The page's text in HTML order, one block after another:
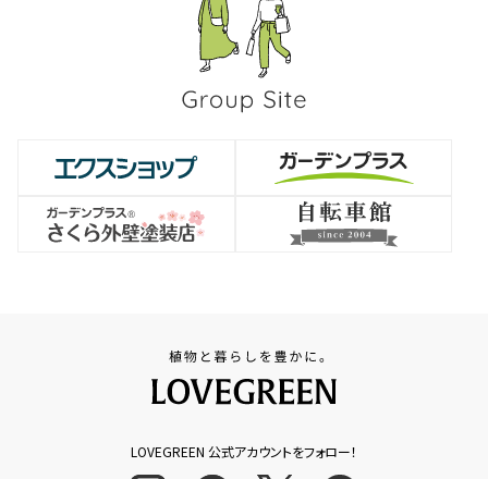
LOVEGREEN 公式アカウントをフォロー！